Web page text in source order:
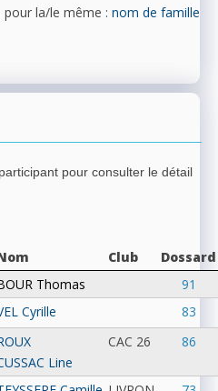
la/le même : nom de famille
pour consulter le détail
Club
Dossard
Thomas
91
Cyrille
83
Line
CAC 26 86